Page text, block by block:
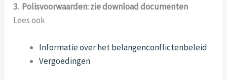
3. Polisvoorwaarden:zie download documenten
Lees ook
Informatie over het belangenconflictenbeleid
Vergoedingen